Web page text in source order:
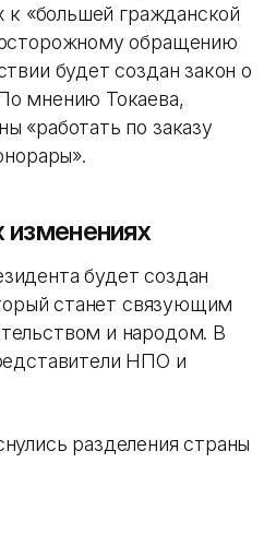
к «большей гражданской
обращению
будет создан закон о
мнению Токаева,
«работать по заказу
будет создан
станет связующим
и народом. В
НПО и
разделения страны